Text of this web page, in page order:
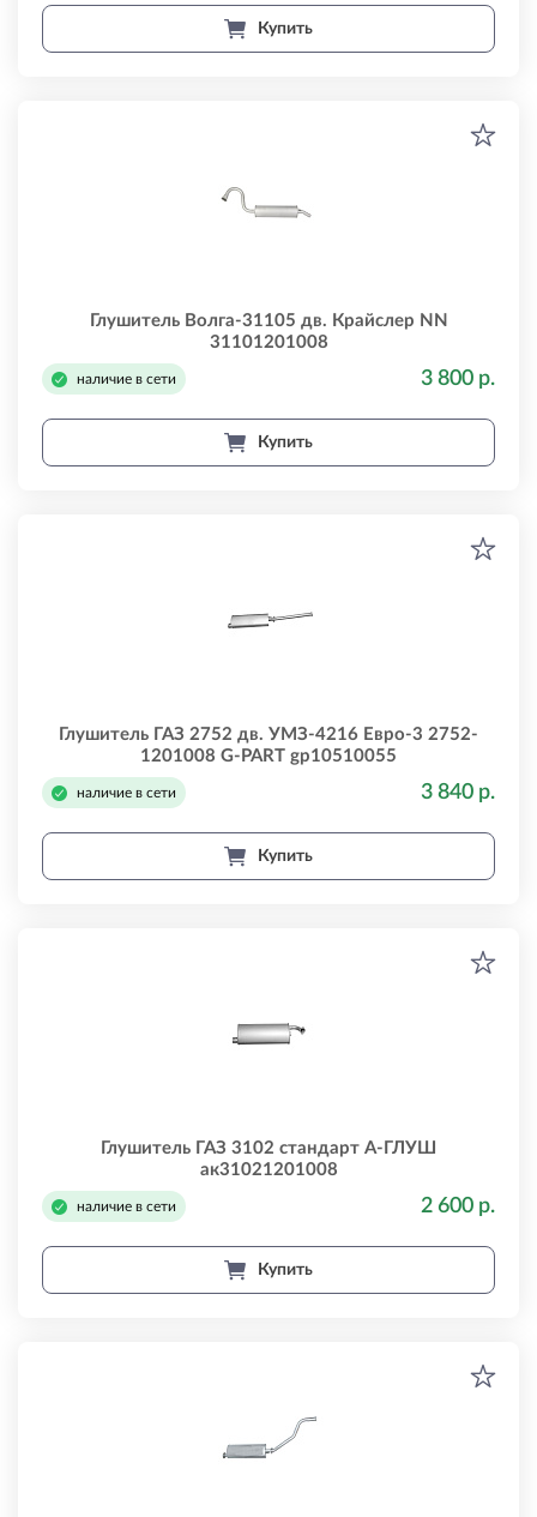
Купить
Глушитель Волга-31105 дв. Крайслер NN
31101201008
наличие в сети 3 800 р.
Купить
Глушитель ГАЗ 2752 дв. УМЗ-4216 Евро-3 2752-
1201008 G-PART gp10510055
наличие в сети 3 840 р.
Купить
Глушитель ГАЗ 3102 стандарт А-ГЛУШ
ак31021201008
наличие в сети 2 600 р.
Купить